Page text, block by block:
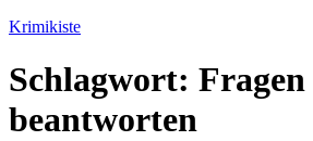
Zum
springen
Krimikiste
Schlagwort: Fragen
beantworten